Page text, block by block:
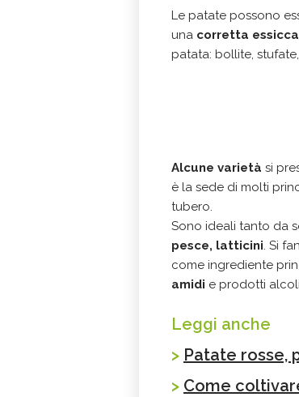
Le patate possono
una corretta
patata: bollite,
Alcune varietà si
è la sede di molti
tubero.
Sono ideali tanto da
pesce, latticini. Si
come ingrediente
amidi e prodotti
Leggi anche
> Patate rosse,
> Come